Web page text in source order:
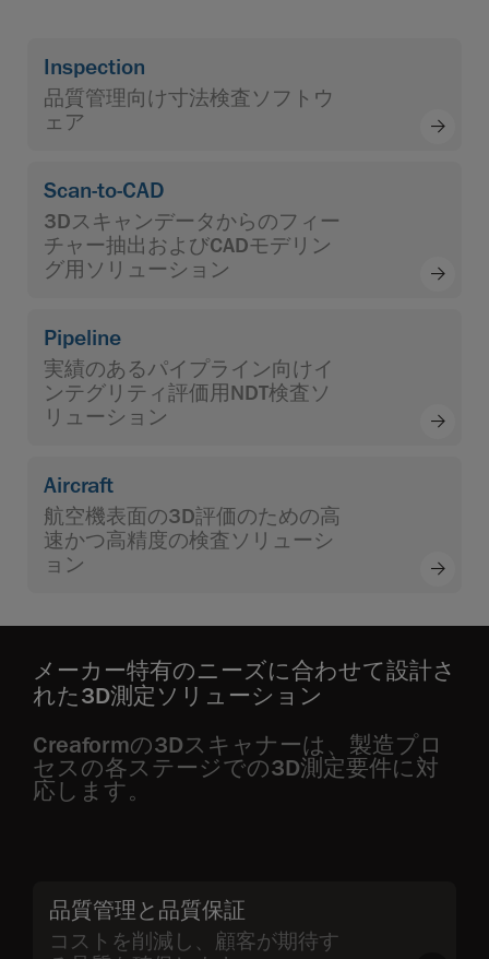
Inspection
品質管理向け寸法検査ソフトウ
ェア
Scan-to-CAD
3Dスキャンデータからのフィー
チャー抽出およびCADモデリン
グ用ソリューション
Pipeline
実績のあるパイプライン向けイ
ンテグリティ評価用NDT検査ソ
リューション
Aircraft
航空機表面の3D評価のための高
速かつ高精度の検査ソリューシ
ョン
メーカー特有のニーズに合わせて設計さ
れた3D測定ソリューション
Creaformの3Dスキャナーは、製造プロ
セスの各ステージでの3D測定要件に対
応します。
品質管理と品質保証
コストを削減し、顧客が期待す